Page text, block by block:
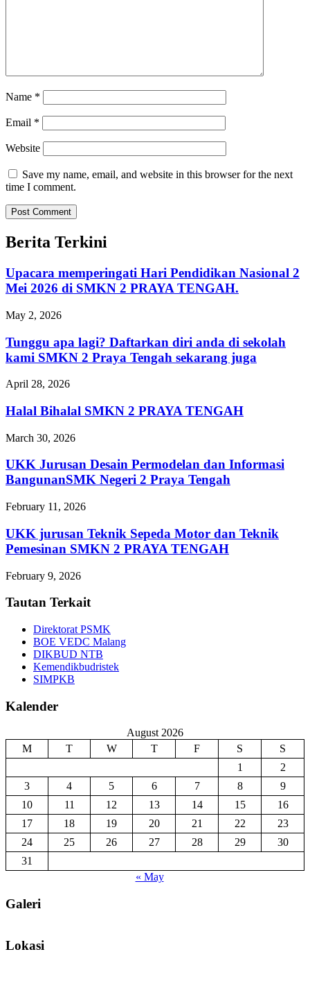
Name *
Email *
Website
Save my name, email, and website in this browser for the next
time I comment.
Berita Terkini
Upacara memperingati Hari Pendidikan Nasional 2
Mei 2026 di SMKN 2 PRAYA TENGAH.
May 2, 2026
Tunggu apa lagi? Daftarkan diri anda di sekolah
kami SMKN 2 Praya Tengah sekarang juga
April 28, 2026
Halal Bihalal SMKN 2 PRAYA TENGAH
March 30, 2026
UKK Jurusan Desain Permodelan dan Informasi
BangunanSMK Negeri 2 Praya Tengah
February 11, 2026
UKK jurusan Teknik Sepeda Motor dan Teknik
Pemesinan SMKN 2 PRAYA TENGAH
February 9, 2026
Tautan Terkait
Direktorat PSMK
BOE VEDC Malang
DIKBUD NTB
Kemendikbudristek
SIMPKB
Kalender
August 2026
M
T W T F S
S
1
2
3
4 5 6 7 8
9
10
11 12 13 14 15
16
17
18 19 20 21 22
23
24
25 26 27 28 29
30
31
« May
Galeri
Lokasi